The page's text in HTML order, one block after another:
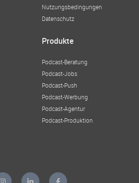
Nutzungsbedingungen
Datenschutz
Produkte
Podcast-Beratung
Podcast-Jobs
Podcast-Push
Podcast-Werbung
Podcast-Agentur
Podcast-Produktion